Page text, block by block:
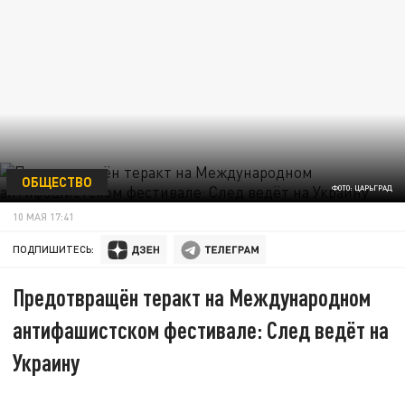
ФОТО: ЦАРЬГРАД
ОБЩЕСТВО
10 МАЯ 17:41
ПОДПИШИТЕСЬ:
Предотвращён теракт на Международном
антифашистском фестивале: След ведёт на
Украину